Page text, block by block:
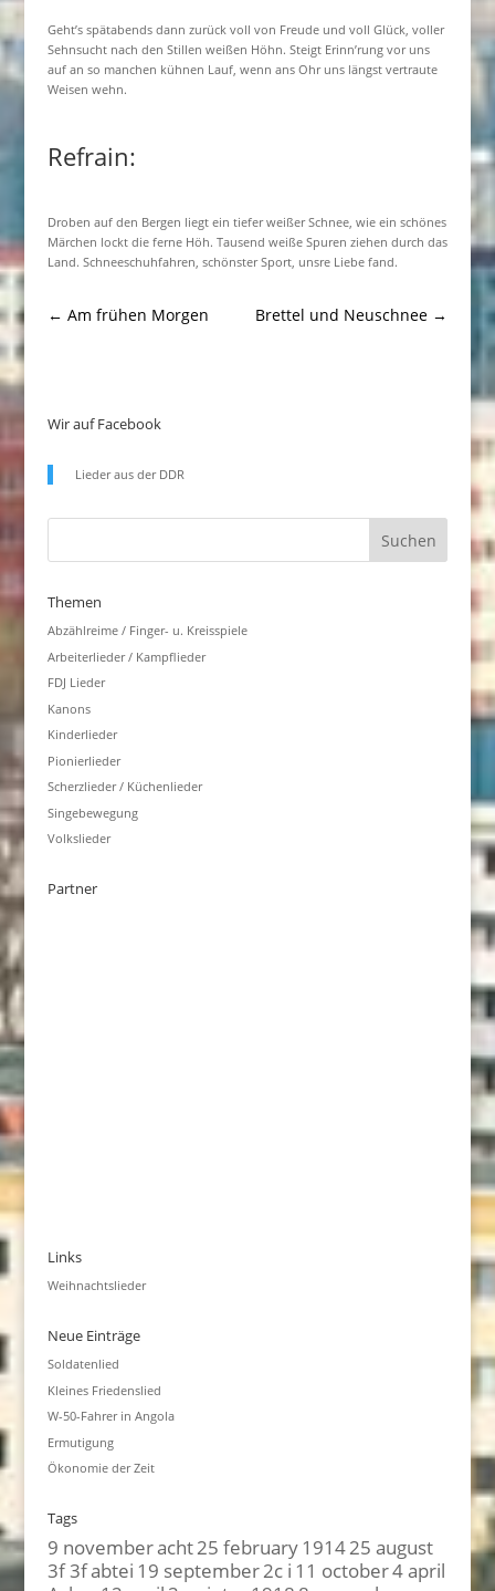
Geht’s spätabends dann zurück voll von Freude und voll Glück, voller
Sehnsucht nach den Stillen weißen Höhn. Steigt Erinn’rung vor uns
auf an so manchen kühnen Lauf, wenn ans Ohr uns längst vertraute
Weisen wehn.
Refrain:
Droben auf den Bergen liegt ein tiefer weißer Schnee, wie ein schönes
Märchen lockt die ferne Höh. Tausend weiße Spuren ziehen durch das
Land. Schneeschuhfahren, schönster Sport, unsre Liebe fand.
← Am frühen Morgen Brettel und Neuschnee →
Wir auf Facebook
Lieder aus der DDR
Themen
Abzählreime / Finger- u. Kreisspiele
Arbeiterlieder / Kampflieder
FDJ Lieder
Kanons
Kinderlieder
Pionierlieder
Scherzlieder / Küchenlieder
Singebewegung
Volkslieder
Partner
Links
Weihnachtslieder
Neue Einträge
Soldatenlied
Kleines Friedenslied
W-50-Fahrer in Angola
Ermutigung
Ökonomie der Zeit
Tags
9 novemberacht25 february191425 august
3f 3fabtei 19 september2c i 11 october4 april